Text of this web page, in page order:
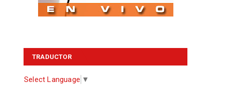
TRADUCTOR
Select Language ▼